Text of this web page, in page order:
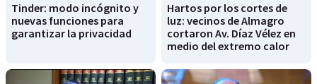
Tinder: modo incógnito y
nuevas funciones para
garantizar la privacidad
Hartos por los cortes de
luz: vecinos de Almagro
cortaron Av. Díaz Vélez en
medio del extremo calor